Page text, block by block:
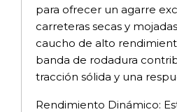
para ofrecer un agarre
carreteras secas y
caucho de alto
banda de rodadura
tracción sólida y una
Rendimiento Dinámico: